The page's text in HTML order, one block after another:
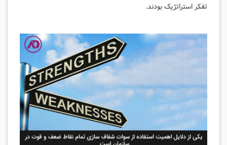
تفکر استراتژیک بودند.